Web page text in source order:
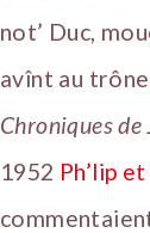
not’ Duc,
avînt au
Chroniques de
1952 Ph’lip